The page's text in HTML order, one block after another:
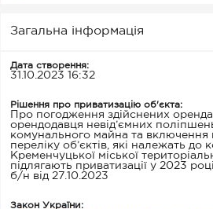
Загальна інформація
Дата створення:
31.10.2023 16:32
Рішення про приватизацію об'єкта:
Про погодження здійснених
орендодавця невід’ємних
комунального майна та включення
переліку об’єктів, які належать до
Кременчуцької міської
підлягають приватизації у 2023
б/н від 27.10.2023
Закон України: